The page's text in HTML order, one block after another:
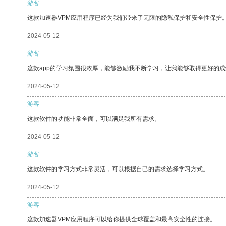
游客
这款加速器VPM应用程序已经为我们带来了无限的隐私保护和安全性保护
2024-05-12
游客
这款app的学习氛围很浓厚，能够激励我不断学习，让我能够取得更好的
2024-05-12
游客
这款软件的功能非常全面，可以满足我所有需求。
2024-05-12
游客
这款软件的学习方式非常灵活，可以根据自己的需求选择学习方式。
2024-05-12
游客
这款加速器VPM应用程序可以给你提供全球覆盖和最高安全性的连接。